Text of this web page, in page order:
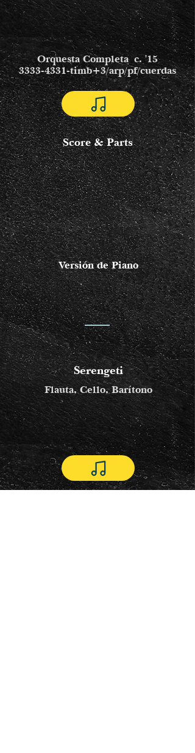
Orquesta Completa c. '15
3333-4331-timb+3/arp/pf/cuerdas
Score & Parts
Versión de Piano
Serengeti
Flauta, Cello, Barítono